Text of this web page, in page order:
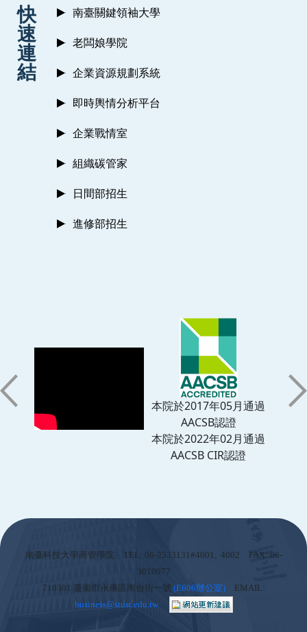
快
速
連
結
南臺關鍵領袖大學
老闆娘學院
企業資源規劃系統
即時輿情分析平台
企業戰情室
組織碳管家
日間部招生
進修部招生
本院於2017年05月通過
AACSB認證
本院於2022年02月通過
AACSB CIR認證
南臺科技大學商管學院 TEL: 06-2533131#4001, 4002 FAX: 06-
3010977
710301 臺南市永康區南台街一號 (E606辦公室)EMAIL:
business@stust.edu.tw